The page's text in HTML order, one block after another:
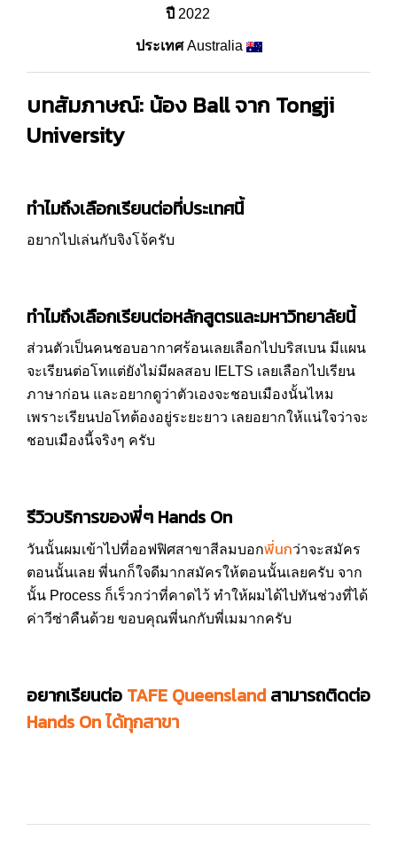
ปี 2022
ประเทศAustralia
บทสัมภาษณ์: น้อง Ball จาก Tongji
University
ทำไมถึงเลือกเรียนต่อที่ประเทศนี้
อยากไปเล่นกับจิงโจ้ครับ
ทำไมถึงเลือกเรียนต่อหลักสูตรและมหาวิทยาลัยนี้
ส่วนตัวเป็นคนชอบอากาศร้อนเลยเลือกไปบริสเบน มีแผน
จะเรียนต่อโทแต่ยังไม่มีผลสอบ IELTS เลยเลือกไปเรียน
ภาษาก่อน และอยากดูว่าตัวเองจะชอบเมืองนั้นไหม
เพราะเรียนปอโทต้องอยู่ระยะยาว เลยอยากให้แน่ใจว่าจะ
ชอบเมืองนี้จริงๆ ครับ
รีวิวบริการของพี่ๆ Hands On
วันนั้นผมเข้าไปที่ออฟฟิศสาขาสีลมบอกพี่นกว่าจะสมัคร
ตอนนั้นเลย พี่นกก็ใจดีมากสมัครให้ตอนนั้นเลยครับ จาก
นั้น Process ก็เร็วกว่าที่คาดไว้ ทำให้ผมได้ไปทันช่วงที่ได้
ค่าวีซ่าคืนด้วย ขอบคุณพี่นกกับพี่เมมากครับ
อยากเรียนต่อ TAFE Queensland สามารถติดต่อ
Hands On ได้ทุกสาขา